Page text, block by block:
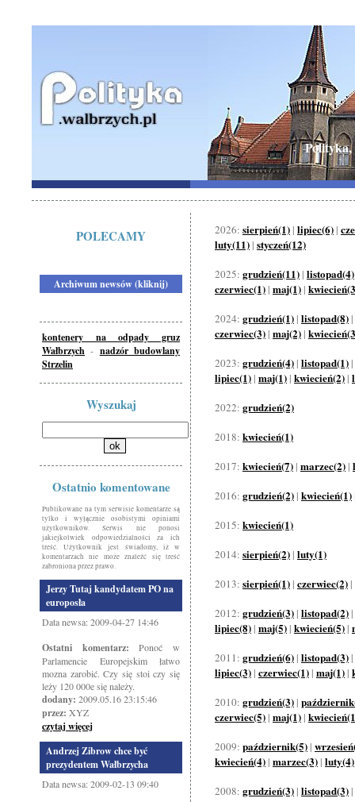
POLECAMY
Archiwum newsów (kliknij)
kontenery na odpady gruz
Wałbrzych - nadzór budowlany
Strzelin
Wyszukaj
Ostatnio komentowane
Publikowane na tym serwisie komentarze są
tylko i wyłącznie osobistymi opiniami
użytkowników. Serwis nie ponosi
jakiejkolwiek odpowiedzialności za ich
treść. Użytkownik jest świadomy, iż w
komentarzach nie może znaleźć się treść
zabroniona przez prawo.
Jerzy Tutaj kandydatem PO na
europosła
Data newsa: 2009-04-27 14:46
Ostatni komentarz: Ponoć w
Parlamencie Europejskim łatwo
mozna zarobić. Czy się stoi czy się
leży 120 000e się należy.
dodany: 2009.05.16 23:15:46
przez: XYZ
czytaj więcej
Andrzej Zibrow chce być
prezydentem Wałbrzycha
Data newsa: 2009-02-13 09:40
2026: sierpień(1) | lipiec(6) |
luty(11) | styczeń(12)
2025: grudzień(11) | listopad(4)
czerwiec(1) | maj(1) |
2024: grudzień(1) | listopad(8) |
czerwiec(3) | maj(2) |
2023: grudzień(4) | listopad(1) |
lipiec(1) | maj(1) | kwiecień(2) |
2022: grudzień(2)
2018: kwiecień(1)
2017: kwiecień(7) | marzec(2) |
2016: grudzień(2) | kwiecień(1)
2015: kwiecień(1)
2014: sierpień(2) | luty(1)
2013: sierpień(1) | czerwiec(2) |
2012: grudzień(3) | listopad(2) |
lipiec(8) | maj(5) | kwiecień(5) |
2011: grudzień(6) | listopad(3) |
lipiec(3) | czerwiec(1) | maj(1) |
2010: grudzień(3) |
czerwiec(5) | maj(1) |
2009: październik(5) |
kwiecień(4) | marzec(3) | luty(4)
2008: grudzień(3) | listopad(3) |